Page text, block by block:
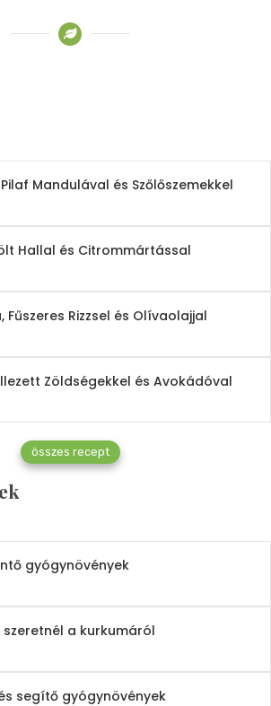
Mandulával és Szőlőszemekkel
Hallal és Citrommártással
Fűszeres Rizzsel és Olívaolajjal
Zöldségekkel és Avokádóval
összes recept
gyógynövények
a kurkumáról
segítő gyógynövények